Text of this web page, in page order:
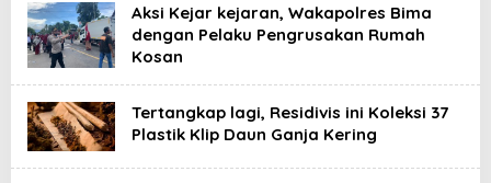
Aksi Kejar kejaran, Wakapolres Bima
dengan Pelaku Pengrusakan Rumah
Kosan
Tertangkap lagi, Residivis ini Koleksi 37
Plastik Klip Daun Ganja Kering